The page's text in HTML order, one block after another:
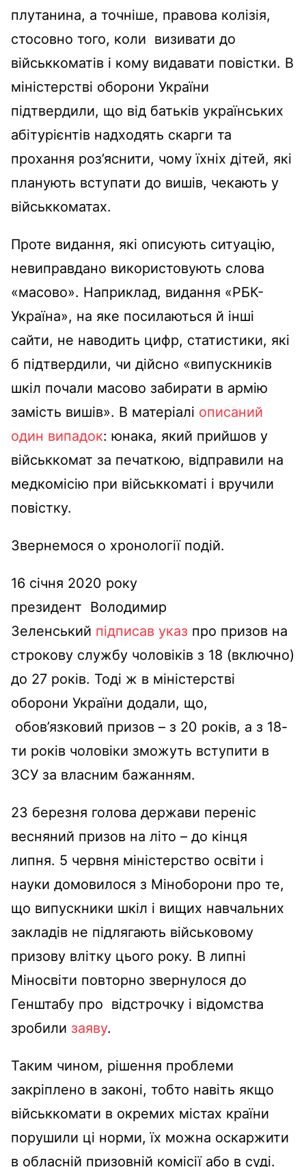
плутанина, а точніше, правова колізія,
стосовно того, коли визивати до
військкоматів і кому видавати повістки. В
міністерстві оборони України
підтвердили, що від батьків українських
абітурієнтів надходять скарги та
прохання роз’яснити, чому їхніх дітей, які
планують вступати до вишів, чекають у
військкоматах.
Проте видання, які описують ситуацію,
невиправдано використовують слова
«масово». Наприклад, видання «РБК-
Україна», на яке посилаються й інші
сайти, не наводить цифр, статистики, які
б підтвердили, чи дійсно «випускників
шкіл почали масово забирати в армію
замість вишів». В матеріалі описаний
один випадок: юнака, який прийшов у
військкомат за печаткою, відправили на
медкомісію при військкоматі і вручили
повістку.
Звернемося о хронології подій.
16 січня 2020 року
президент Володимир
Зеленський підписав указ про призов на
строкову службу чоловіків з 18 (включно)
до 27 років. Тоді ж в міністерстві
оборони України додали, що,
обов’язковий призов – з 20 років, а з 18-
ти років чоловіки зможуть вступити в
ЗСУ за власним бажанням.
23 березня голова держави переніс
весняний призов на літо – до кінця
липня. 5 червня міністерство освіти і
науки домовилося з Міноборони про те,
що випускники шкіл і вищих навчальних
закладів не підлягають військовому
призову влітку цього року. В липні
Міносвіти повторно звернулося до
Генштабу про відстрочку і відомства
зробили заяву.
Таким чином, рішення проблеми
закріплено в законі, тобто навіть якщо
військкомати в окремих містах країни
порушили ці норми, їх можна оскаржити
в обласній призовній комісії або в суді.